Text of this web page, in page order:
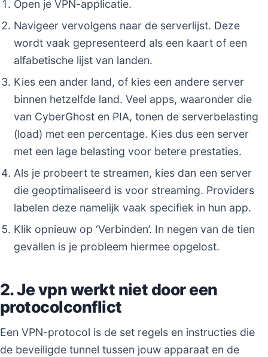
Open je VPN-applicatie.
Navigeer vervolgens naar de serverlijst. Deze
wordt vaak gepresenteerd als een kaart of een
alfabetische lijst van landen.
Kies een ander land, of kies een andere server
binnen hetzelfde land. Veel apps, waaronder die
van CyberGhost en PIA, tonen de serverbelasting
(load) met een percentage. Kies dus een server
met een lage belasting voor betere prestaties.
Als je probeert te streamen, kies dan een server
die geoptimaliseerd is voor streaming. Providers
labelen deze namelijk vaak specifiek in hun app.
Klik opnieuw op ‘Verbinden’. In negen van de tien
gevallen is je probleem hiermee opgelost.
2. Je vpn werkt niet door een
protocolconflict
Een VPN-protocol is de set regels en instructies die
de beveiligde tunnel tussen jouw apparaat en de